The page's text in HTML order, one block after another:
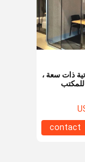
ذات سعة ،
contact